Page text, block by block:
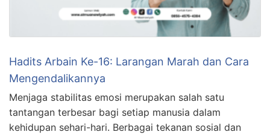
Hadits Arbain Ke-16: Larangan Marah dan Cara
Mengendalikannya
Menjaga stabilitas emosi merupakan salah satu
tantangan terbesar bagi setiap manusia dalam
kehidupan sehari-hari. Berbagai tekanan sosial dan